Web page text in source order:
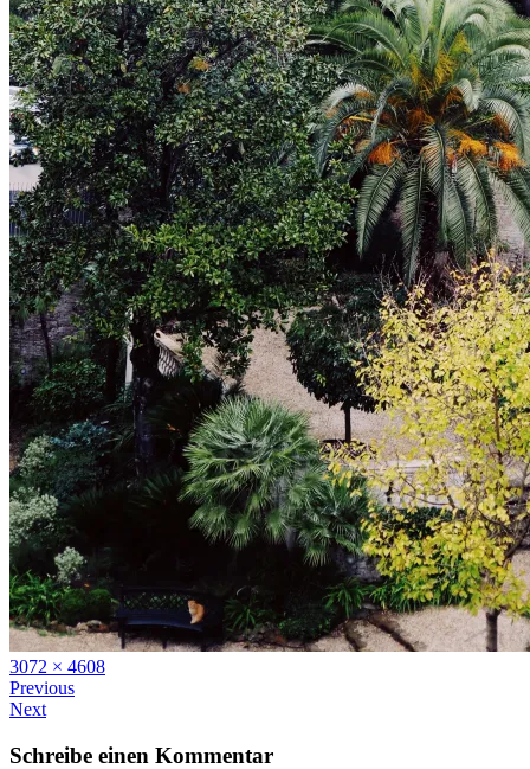
Full
size
3072 × 4608
Previous
Next
Schreibe einen Kommentar